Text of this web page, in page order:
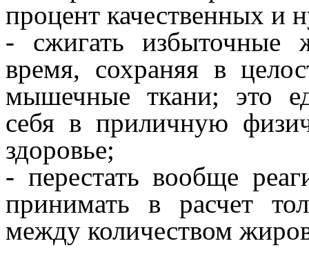
процент качественных и
- сжигать избыточные
время, сохраняя в
мышечные ткани; это
себя в приличную
здоровье;
- перестать вообще
принимать в расчет
между количеством